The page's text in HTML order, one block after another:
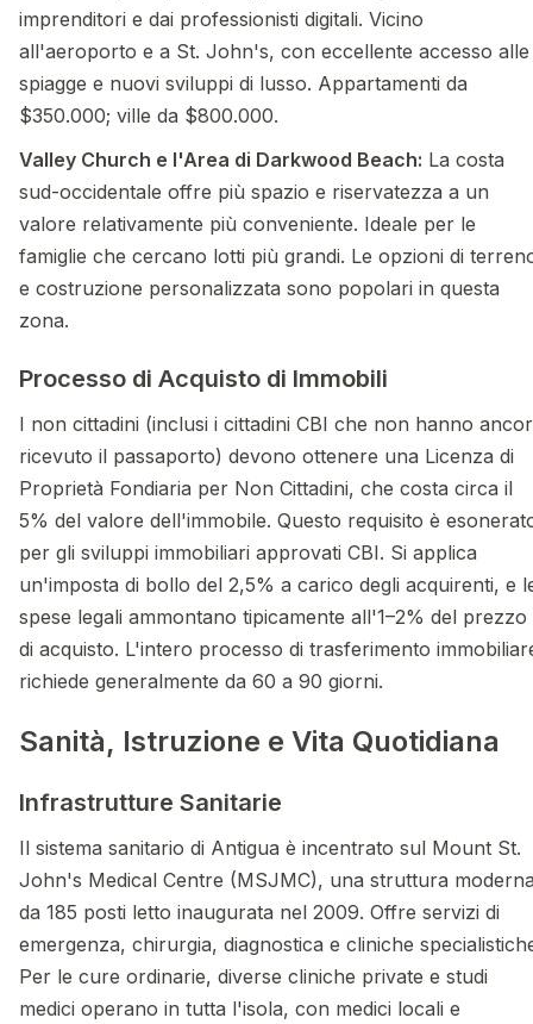
imprenditori e dai professionisti digitali. Vicino
all'aeroporto e a St. John's, con eccellente accesso alle
spiagge e nuovi sviluppi di lusso. Appartamenti da
$350.000; ville da $800.000.
Valley Church e l'Area di Darkwood Beach: La costa
sud-occidentale offre più spazio e riservatezza a un
valore relativamente più conveniente. Ideale per le
famiglie che cercano lotti più grandi. Le opzioni di
e costruzione personalizzata sono popolari in questa
zona.
Processo di Acquisto di Immobili
I non cittadini (inclusi i cittadini CBI che non hanno
ricevuto il passaporto) devono ottenere una Licenza di
Proprietà Fondiaria per Non Cittadini, che costa circa il
5% del valore dell'immobile. Questo requisito è
per gli sviluppi immobiliari approvati CBI. Si applica
un'imposta di bollo del 2,5% a carico degli acquirenti, e
spese legali ammontano tipicamente all'1–2% del prezzo
di acquisto. L'intero processo di trasferimento
richiede generalmente da 60 a 90 giorni.
Sanità, Istruzione e Vita Quotidiana
Infrastrutture Sanitarie
Il sistema sanitario di Antigua è incentrato sul Mount St.
John's Medical Centre (MSJMC), una struttura
da 185 posti letto inaugurata nel 2009. Offre servizi di
emergenza, chirurgia, diagnostica e cliniche
Per le cure ordinarie, diverse cliniche private e studi
medici operano in tutta l'isola, con medici locali e